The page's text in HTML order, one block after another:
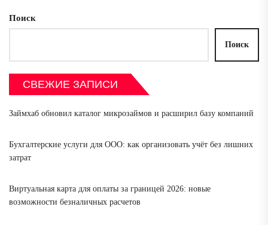
Поиск
Поиск
СВЕЖИЕ ЗАПИСИ
Займхаб обновил каталог микрозаймов и расширил базу компаний
Бухгалтерские услуги для ООО: как организовать учёт без лишних
затрат
Виртуальная карта для оплаты за границей 2026: новые
возможности безналичных расчетов